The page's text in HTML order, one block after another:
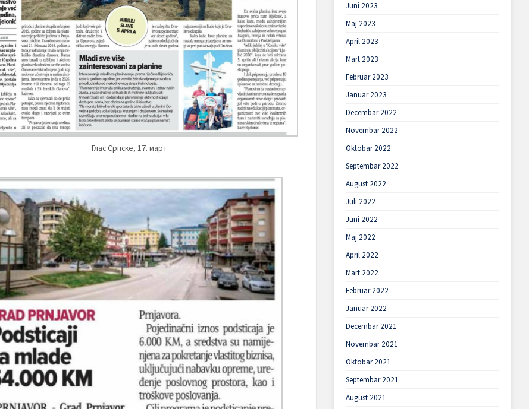
Глас Српске, 17. март
Juni 2023
Maj 2023
April 2023
Mart 2023
Februar 2023
Januar 2023
Decembar 2022
Novembar 2022
Oktobar 2022
Septembar 2022
August 2022
Juli 2022
Juni 2022
Maj 2022
April 2022
Mart 2022
Februar 2022
Januar 2022
Decembar 2021
Novembar 2021
Oktobar 2021
Septembar 2021
August 2021